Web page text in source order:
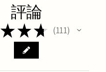
評論
★★★ 111
111